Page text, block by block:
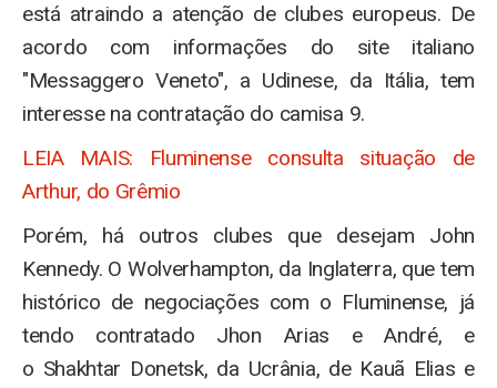
está atraindo a atenção de clubes europeus. De
acordo com informações do site italiano
"Messaggero Veneto", a Udinese, da Itália, tem
interesse na contratação do camisa 9.
LEIA MAIS: Fluminense consulta situação de
Arthur, do Grêmio
Porém, há outros clubes que desejam John
Kennedy. O Wolverhampton, da Inglaterra, que tem
histórico de negociações com o Fluminense, já
tendo contratado Jhon Arias e André, e
o Shakhtar Donetsk, da Ucrânia, de Kauã Elias e